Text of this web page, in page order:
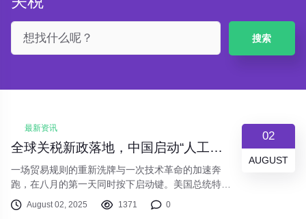
搜索
02
AUGUST
最新资讯
全球关税新政落地，中国启动“人工智能+”行动 | 今日要闻聚焦
一场贸易规则的重新洗牌与一次技术革命的加速奔
跑，在八月的第一天同时按下启动键。美国总统特朗
普在“真实社群”平台上的发言斩钉截铁：“8月1日最
后期限就是8月1日最后期限，坚定不变，不会延
August 02, 2025 1371 0